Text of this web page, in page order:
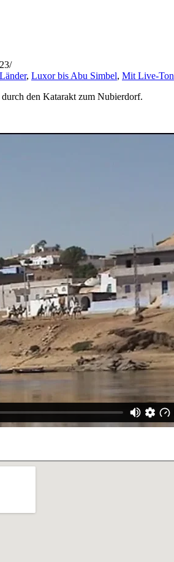
Länder, Luxor bis Abu Simbel, Mit Live-Ton
den Katarakt zum Nubierdorf.